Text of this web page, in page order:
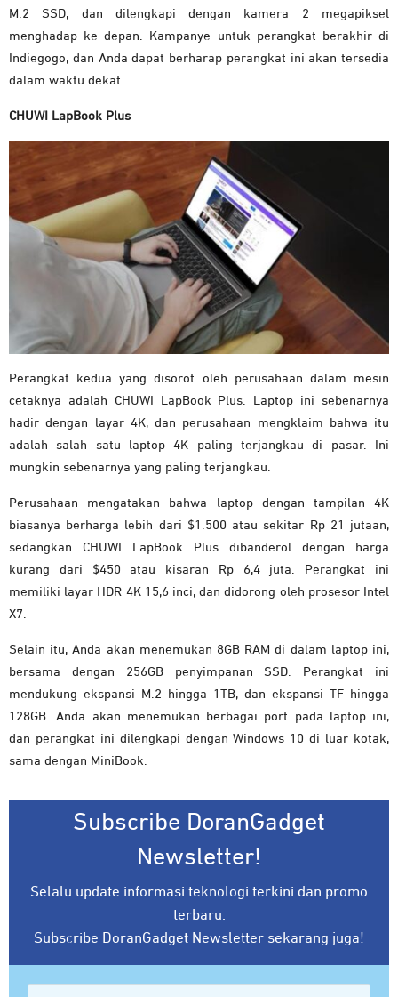
M.2 SSD, dan dilengkapi dengan kamera 2 megapiksel
menghadap ke depan. Kampanye untuk perangkat berakhir di
Indiegogo, dan Anda dapat berharap perangkat ini akan tersedia
dalam waktu dekat.
CHUWI LapBook Plus
Perangkat kedua yang disorot oleh perusahaan dalam mesin
cetaknya adalah CHUWI LapBook Plus. Laptop ini sebenarnya
hadir dengan layar 4K, dan perusahaan mengklaim bahwa itu
adalah salah satu laptop 4K paling terjangkau di pasar. Ini
mungkin sebenarnya yang paling terjangkau.
Perusahaan mengatakan bahwa laptop dengan tampilan 4K
biasanya berharga lebih dari $1.500 atau sekitar Rp 21 jutaan,
sedangkan CHUWI LapBook Plus dibanderol dengan harga
kurang dari $450 atau kisaran Rp 6,4 juta. Perangkat ini
memiliki layar HDR 4K 15,6 inci, dan didorong oleh prosesor Intel
X7.
Selain itu, Anda akan menemukan 8GB RAM di dalam laptop ini,
bersama dengan 256GB penyimpanan SSD. Perangkat ini
mendukung ekspansi M.2 hingga 1TB, dan ekspansi TF hingga
128GB. Anda akan menemukan berbagai port pada laptop ini,
dan perangkat ini dilengkapi dengan Windows 10 di luar kotak,
sama dengan MiniBook.
Subscribe DoranGadget
Newsletter!
Selalu update informasi teknologi terkini dan promo
terbaru.
Subscribe DoranGadget Newsletter sekarang juga!